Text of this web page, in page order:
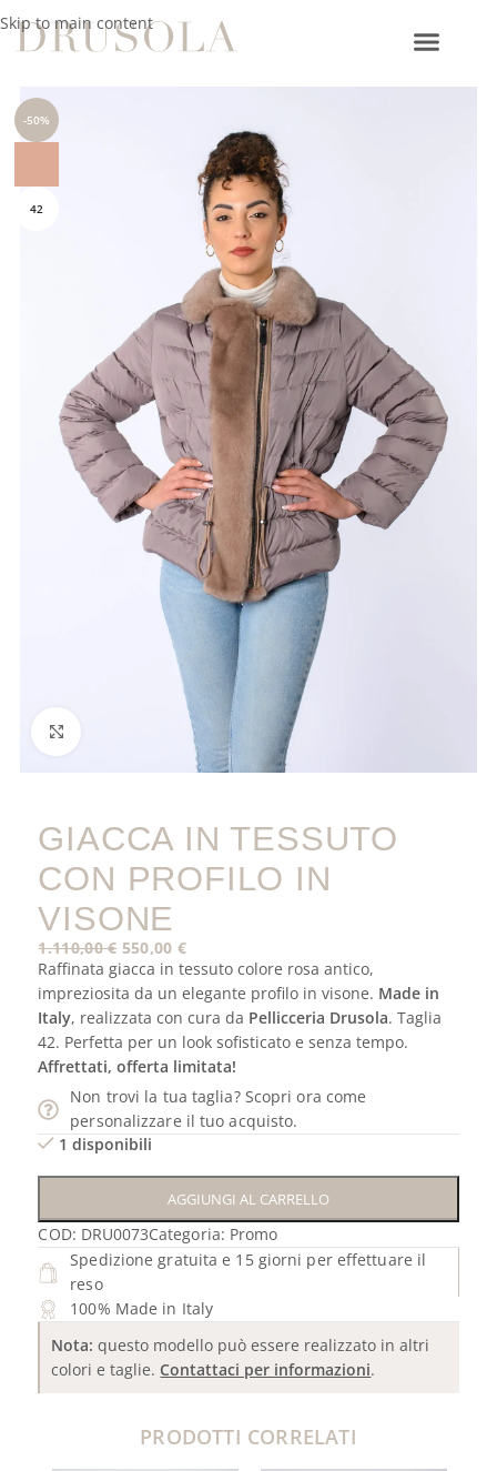
Skip to main content
Home /Collezioni esclusive Promo
-50%
42
GIACCA IN TESSUTO
CON PROFILO IN
VISONE
1.110,00€ 550,00 €
Raffinata giacca in tessuto colore rosa antico,
impreziosita da un elegante profilo in visone. Made in
Italy, realizzata con cura da Pellicceria Drusola. Taglia
42. Perfetta per un look sofisticato e senza tempo.
Affrettati, offerta limitata!
Non trovi la tua taglia? Scopri ora come
personalizzare il tuo acquisto.
1 disponibili
AGGIUNGI AL CARRELLO
COD: DRU0073Categoria: Promo
Spedizione gratuita e 15 giorni per effettuare il
reso
100% Made in Italy
Nota: questo modello può essere realizzato in altri
colori e taglie. Contattaci per informazioni.
PRODOTTI CORRELATI